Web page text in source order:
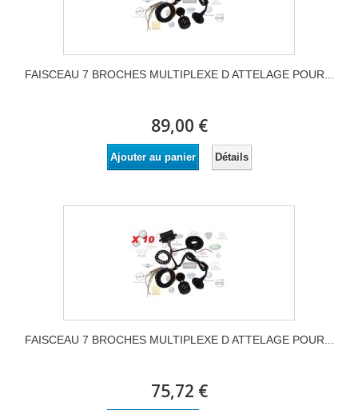
FAISCEAU 7 BROCHES MULTIPLEXE D ATTELAGE POUR...
89,00 €
Ajouter au panier Détails
FAISCEAU 7 BROCHES MULTIPLEXE D ATTELAGE POUR...
75,72 €